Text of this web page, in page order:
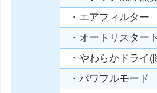
・エアフィルター
・オートリスタート
・やわらかドライ(
・パワフルモード